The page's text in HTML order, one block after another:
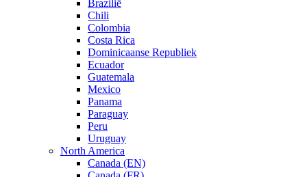
Brazilië
Chili
Colombia
Costa Rica
Dominicaanse Republiek
Ecuador
Guatemala
Mexico
Panama
Paraguay
Peru
Uruguay
North America
Canada (EN)